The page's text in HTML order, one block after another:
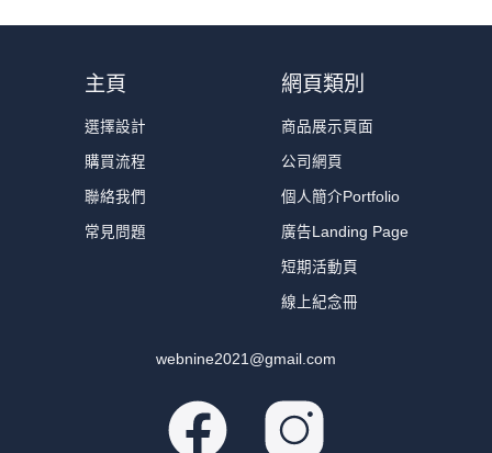
主頁
選擇設計
購買流程
聯絡我們
常見問題
網頁類別
商品展示頁面
公司網頁
個人簡介Portfolio
廣告Landing Page
短期活動頁
線上紀念冊
webnine2021@gmail.com